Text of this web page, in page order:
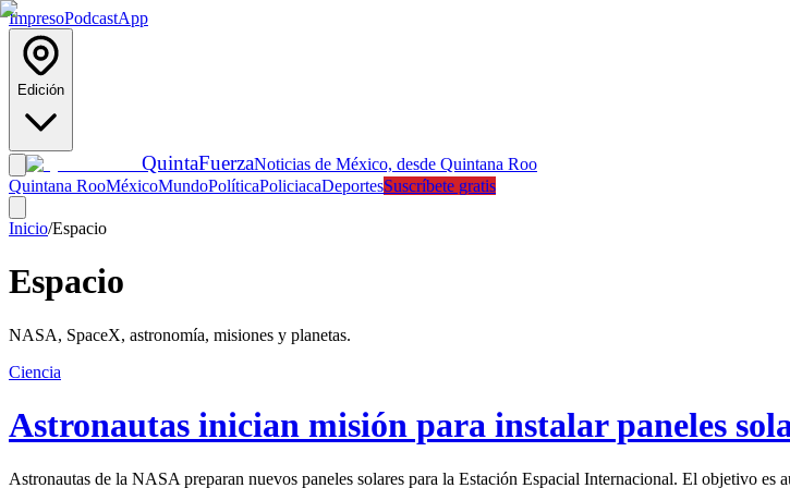
ImpresoPodcastApp
Edición
QuintaFuerzaNoticias de México, desde Quintana Roo
Quintana RooMéxicoMundoPolíticaPoliciacaDeportesSuscríbete gratis
Inicio/Espacio
Espacio
NASA, SpaceX, astronomía, misiones y planetas.
Ciencia
Astronautas inician misión para instalar paneles
Astronautas de la NASA preparan nuevos paneles solares para la Estación Espacial Internacional. El objetivo es